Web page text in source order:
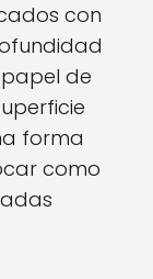
con
de
forma
como